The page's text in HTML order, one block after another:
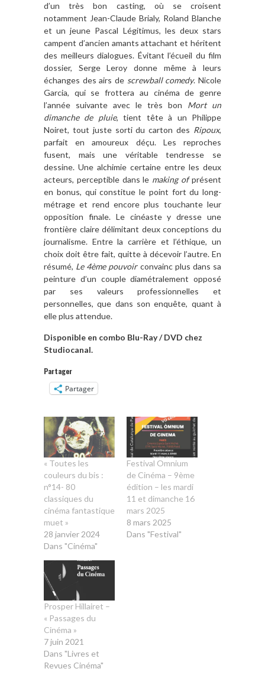
d’un très bon casting, où se croisent
notamment Jean-Claude Brialy, Roland Blanche
et un jeune Pascal Légitimus, les deux stars
campent d’ancien amants attachant et héritent
des meilleurs dialogues. Évitant l’écueil du film
dossier, Serge Leroy donne même àleurs
échanges des airs de screwball comedy. Nicole
Garcia, qui se frottera au cinéma de genre
l’année suivante avec le très bon Mort un
dimanche de pluie, tient tête à un Philippe
Noiret, tout juste sorti du carton des Ripoux,
parfait en amoureux déçu. Les reproches
fusent, mais une véritable tendresse se
dessine. Une alchimie certaine entre les deux
acteurs, perceptible dans le making ofprésent
en bonus, qui constitue le point fort du long-
métrage et rend encore plus touchante leur
opposition finale. Le cinéaste y dresse une
frontière clairedélimitant deux conceptions du
journalisme. Entrela carrière et l’éthique, un
choix doit être fait, quitte à décevoir l’autre. En
résumé, Le 4èmepouvoirconvainc plus dans sa
peinture d’un couple diamétralement opposé
par ses valeurs professionnelles et
personnelles, que dans son enquête, quantà
elle plus attendue.
Disponible en combo Blu-Ray / DVD chez
Studiocanal.
Partager
Partager
« Toutes les
couleurs du bis :
n°14- 80
classiques du
cinéma fantastique
muet »
28 janvier 2024
Dans "Cinéma"
Festival Omnium
de Cinéma – 9ème
édition – les mardi
11 et dimanche 16
mars 2025
8 mars 2025
Dans "Festival"
Prosper Hillairet –
« Passages du
Cinéma »
7 juin 2021
Dans "Livres et
Revues Cinéma"